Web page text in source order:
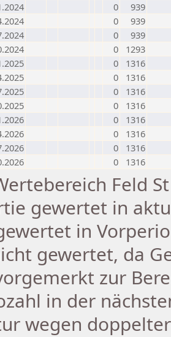
0
939
0
939
0
939
0
1293
0
1316
0
1316
0
1316
0
1316
0
1316
0
1316
0
1316
0 1316
Feld
gewertet in
in
gewertet, da
zur
in der
wegen